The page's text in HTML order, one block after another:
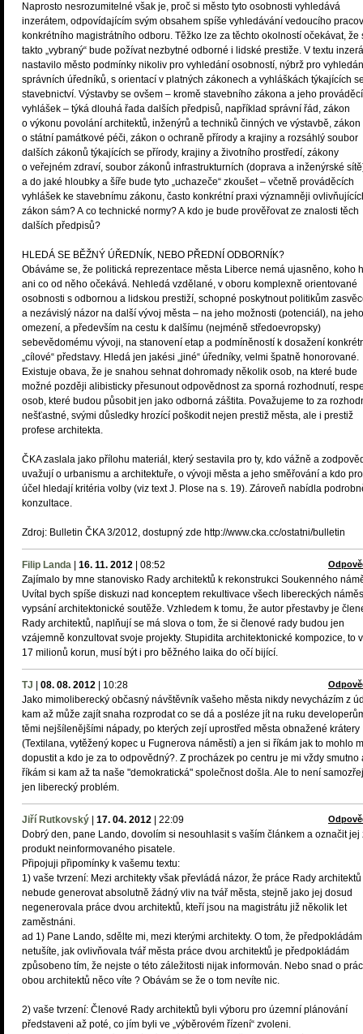
Naprosto nesrozumitelné však je, proč si město tyto osobnosti vyhledává
inzerátem, odpovídajícím svým obsahem spíše vyhledávání vedoucího
konkrétního magistrátního odboru. Těžko lze za těchto okolností očekávat, že
takto „vybraný“ bude požívat nezbytné odborné i lidské prestiže. V textu
nastavilo město podmínky nikoliv pro vyhledání osobností, nýbrž pro
správních úředníků, s orientací v platných zákonech a vyhláškách týkajících
stavebnictví. Výstavby se ovšem – kromě stavebního zákona a jeho
vyhlášek – týká dlouhá řada dalších předpisů, například správní řád, zákon
o výkonu povolání architektů, inženýrů a techniků činných ve výstavbě, zákon
o státní památkové péči, zákon o ochraně přírody a krajiny a rozsáhlý soubor
dalších zákonů týkajících se přírody, krajiny a životního prostředí, zákony
o veřejném zdraví, soubor zákonů infrastrukturních (doprava a inženýrské
a do jaké hloubky a šíře bude tyto „uchazeče“ zkoušet – včetně prováděcích
vyhlášek ke stavebnímu zákonu, často konkrétní praxi významněji
zákon sám? A co technické normy? A kdo je bude prověřovat ze znalosti těch
dalších předpisů?
HLEDÁ SE BĚŽNÝ ÚŘEDNÍK, NEBO PŘEDNÍ ODBORNÍK?
Obáváme se, že politická reprezentace města Liberce nemá ujasněno, koho
ani co od něho očekává. Nehledá vzdělané, v oboru komplexně orientované
osobnosti s odbornou a lidskou prestiží, schopné poskytnout politikům
a nezávislý názor na další vývoj města – na jeho možnosti (potenciál), na jeho
omezení, a především na cestu k dalšímu (nejméně středoevropsky)
sebevědomému vývoji, na stanovení etap a podmíněností k dosažení
„cílové“ představy. Hledá jen jakési „jiné“ úředníky, velmi špatně honorované.
Existuje obava, že je snahou sehnat dohromady několik osob, na které bude
možné později alibisticky přesunout odpovědnost za sporná rozhodnutí,
osob, které budou působit jen jako odborná záštita. Považujeme to za
nešťastné, svými důsledky hrozící poškodit nejen prestiž města, ale i prestiž
profese architekta.
ČKA zaslala jako přílohu materiál, který sestavila pro ty, kdo vážně a
uvažují o urbanismu a architektuře, o vývoji města a jeho směřování a kdo
účel hledají kritéria volby (viz text J. Plose na s. 19). Zároveň nabídla
konzultace.
Zdroj: Bulletin ČKA 3/2012, dostupný zde http://www.cka.cc/ostatni/bulletin
Filip Landa 16. 11. 2012 08:52
Zajímalo by mne stanovisko Rady architektů k rekonstrukci Soukenného
Uvítal bych spíše diskuzi nad konceptem rekultivace všech libereckých
vypsání architektonické soutěže. Vzhledem k tomu, že autor přestavby je
Rady architektů, naplňují se má slova o tom, že si členové rady budou jen
vzájemně konzultovat svoje projekty. Stupidita architektonické kompozice, to
17 milionů korun, musí být i pro běžného laika do očí bijící.
TJ 08. 08. 2012 10:28
Jako mimoliberecký občasný návštěvník vašeho města nikdy nevycházím z
kam až může zajít snaha rozprodat co se dá a posléze jít na ruku
těmi nejšílenějšími nápady, po kterých zejí uprostřed města obnažené krátery
(Textilana, vytěžený kopec u Fugnerova náměstí) a jen si říkám jak to mohlo
dopustit a kdo je za to odpovědný?. Z procházek po centru je mi vždy smutno
říkám si kam až ta naše "demokratická" společnost došla. Ale to není
jen liberecký problém.
Jiří Rutkovský 17. 04. 2012 22:09
Dobrý den, pane Lando, dovolím si nesouhlasit s vaším článkem a označit jej
produkt neinformovaného pisatele.
Připojuji připomínky k vašemu textu:
1) vaše tvrzení: Mezi architekty však převládá názor, že práce Rady architektů
nebude generovat absolutně žádný vliv na tvář města, stejně jako jej dosud
negenerovala práce dvou architektů, kteří jsou na magistrátu již několik let
zaměstnáni.
ad 1) Pane Lando, sdělte mi, mezi kterými architekty. O tom, že
netušíte, jak ovlivňovala tvář města práce dvou architektů je předpokládám
způsobeno tím, že nejste o této záležitosti nijak informován. Nebo snad o
obou architektů něco víte ? Obávám se že o tom nevíte nic.
2) vaše tvrzení: Členové Rady architektů byli výboru pro územní plánování
představeni až poté, co jím byli ve „výběrovém řízení“ zvoleni.